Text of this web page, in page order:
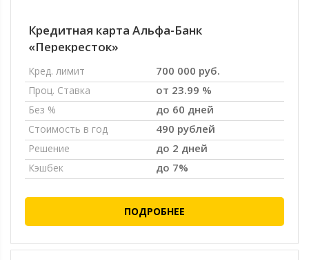
Кредитная карта Альфа-Банк
«Перекресток»
Кред. лимит 700 000 руб.
Проц. Ставка от 23.99 %
Без % до 60 дней
Стоимость в год 490 рублей
Решение до 2 дней
Кэшбек до 7%
ПОДРОБНЕЕ